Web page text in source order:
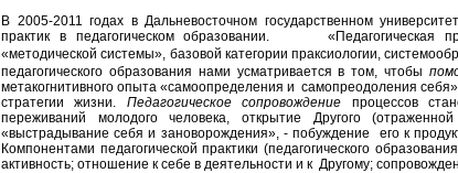
В 2005-2011 годах в Дальневосточном государственном
практик в педагогическом образовании. «Педагогическая
«методической системы», базовой категории праксиологии,
педагогического образования нами усматривается в том, чтобы
метакогнитивного опыта «самоопределения и самопреодоления
стратегии жизни. Педагогическое сопровождение процессов
переживаний молодого человека, открытие Другого
«выстрадывание себя и зановорождения», - побуждение его к
Компонентами педагогической практики (педагогического
активность; отношение к себе в деятельности и к Другому;